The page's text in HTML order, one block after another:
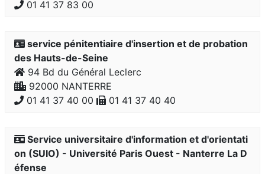
01 41 37 83 00
service pénitentiaire d'insertion et de probation
des Hauts-de-Seine
94 Bd du Général Leclerc
92000 NANTERRE
01 41 37 40 00
01 41 37 40 40
Service universitaire d'information et d'orientati
on (SUIO) - Université Paris Ouest - Nanterre La D
éfense